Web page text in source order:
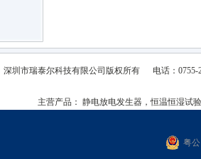
深圳市瑞泰尔科技有限公司 版权所有 电话：0755-
主营产品： 静电放电发生器，恒温恒湿试
粤公